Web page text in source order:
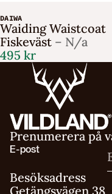
DAIWA
Waiding Waistcoat
Fiskeväst – N/a
495 kr
Prenumerera på
E-post
Besöksadress
Getängsvägen 38